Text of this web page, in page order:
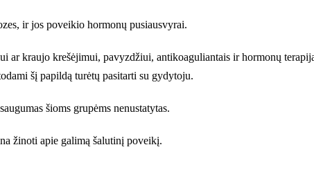
ir jos poveikio hormonų pusiausvyrai.
kraujo krešėjimui, pavyzdžiui, antikoaguliantais ir hormonų
šį papildą turėtų pasitarti su gydytoju.
šioms grupėms nenustatytas.
žinoti apie galimą šalutinį poveikį.